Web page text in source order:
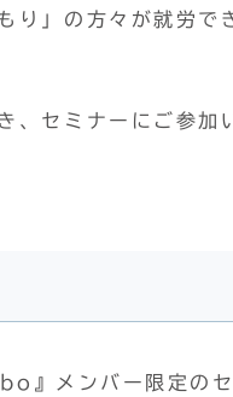
り」の方々が就労
、セミナーにご参
』メンバー限定の